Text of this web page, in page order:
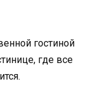
гостиной
где все